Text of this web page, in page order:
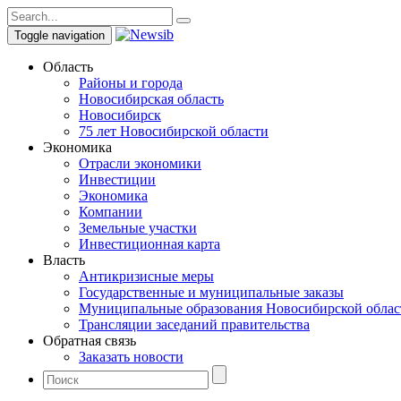
Toggle navigation
Область
Районы и города
Новосибирская область
Новосибирск
75 лет Новосибирской области
Экономика
Отрасли экономики
Инвестиции
Экономика
Компании
Земельные участки
Инвестиционная карта
Власть
Антикризисные меры
Государственные и муниципальные заказы
Муниципальные образования Новосибирской
Трансляции заседаний правительства
Обратная связь
Заказать новости